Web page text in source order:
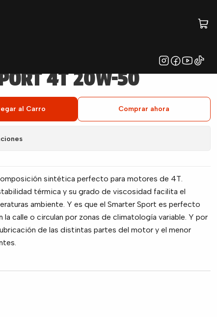
4T 20W-50
al Carro Comprar ahora
sintética perfecto para motores de 4T.
térmica y su grado de viscosidad facilita el
ambiente. Y es que el Smarter Sport es perfecto
la calle o circulan por zonas de climatología variable. Y por
de las distintas partes del motor y el menor